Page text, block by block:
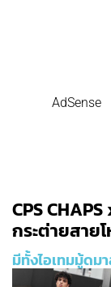
AdSense
CPS
กระต่ายสาย
มีทั้งไอเทมมู้ดม